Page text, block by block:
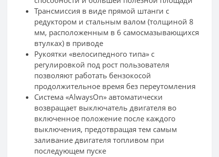
Трансмиссия в виде прямой штанги с
редуктором и стальным валом (толщиной 8
мм, расположенным в 6 самосмазывающихся
втулках) в приводе
Рукоятки «велосипедного типа» с
регулировкой под рост пользователя
позволяют работать бензокосой
продолжительное время без переутомления
Система «AlwaysOn» автоматически
возвращает выключатель двигателя во
включенное положение после каждого
выключения, предотвращая тем самым
заливание двигателя топливом при
последующем пуске